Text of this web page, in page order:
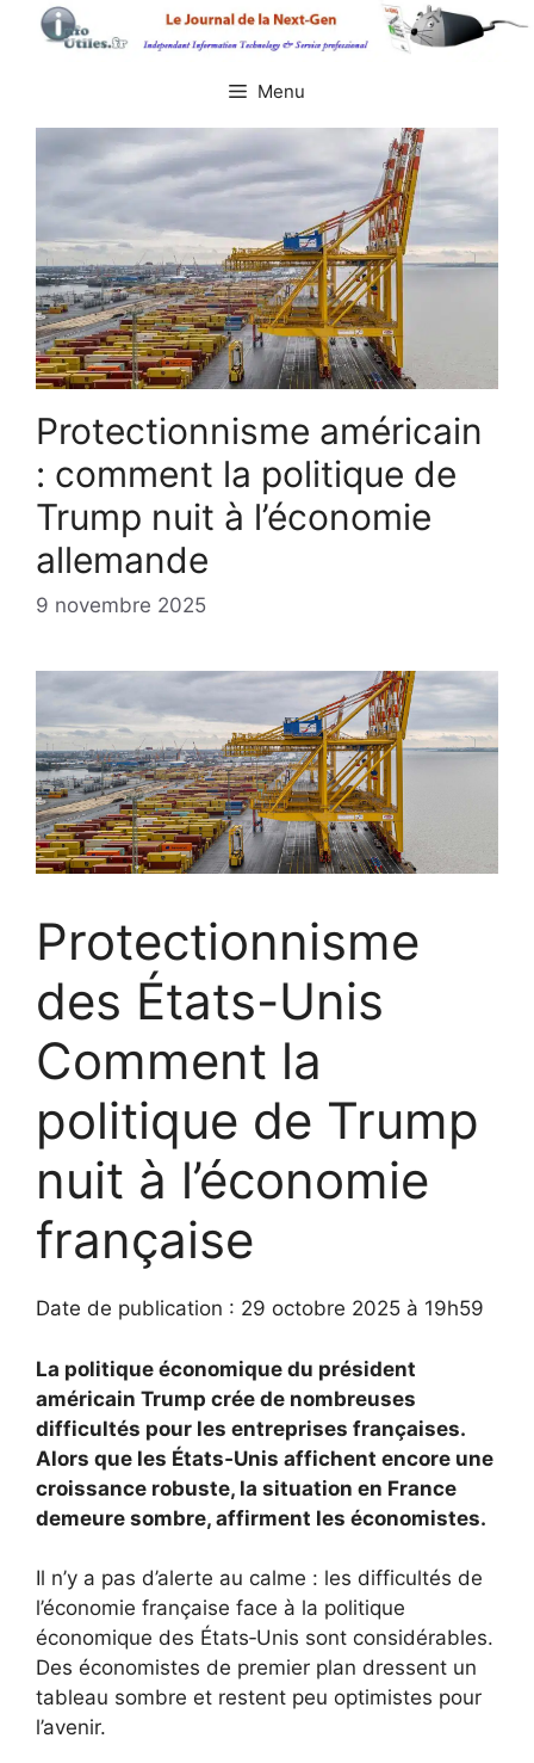
Aller
Menu
Protectionnisme américain
: comment la politique de
Trump nuit à l’économie
allemande
9 novembre 2025
Protectionnisme
des États-Unis
Comment la
politique de Trump
nuit à l’économie
française
Date de publication : 29 octobre 2025 à 19h59
La politique économique du président
américain Trump crée de nombreuses
difficultés pour les entreprises françaises.
Alors que les États‑Unis affichent encore une
croissance robuste, la situation en France
demeure sombre, affirment les économistes.
Il n’y a pas d’alerte au calme : les difficultés de
l’économie française face à la politique
économique des États‑Unis sont considérables.
Des économistes de premier plan dressent un
tableau sombre et restent peu optimistes pour
l’avenir.